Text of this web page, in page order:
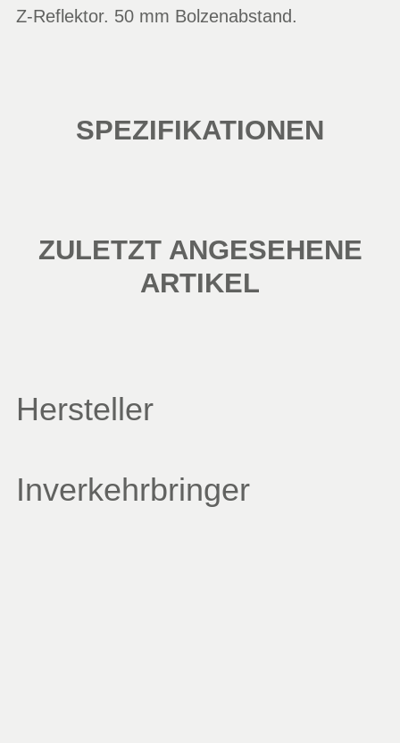
Z-Reflektor. 50 mm Bolzenabstand.
SPEZIFIKATIONEN
ZULETZT ANGESEHENE
ARTIKEL
Hersteller
Inverkehrbringer